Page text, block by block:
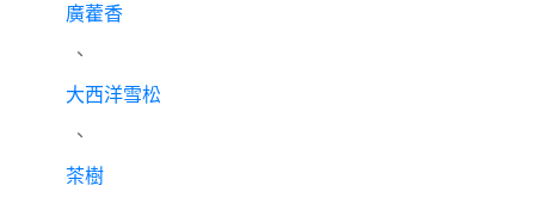
廣藿香
、
大西洋雪松
、
茶樹